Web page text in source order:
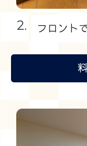
2. フロント